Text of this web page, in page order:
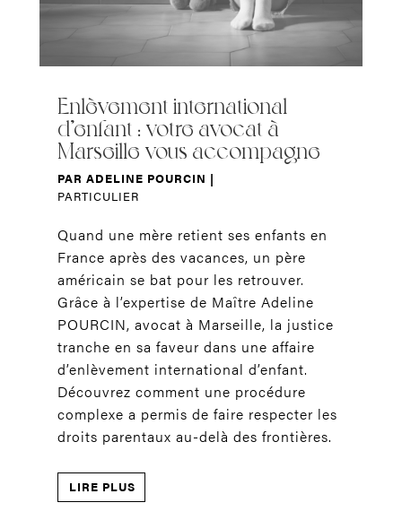
Enlèvement international
d’enfant : votre avocat à
Marseille vous accompagne
PAR ADELINE POURCIN |
PARTICULIER
Quand une mère retient ses enfants en
France après des vacances, un père
américain se bat pour les retrouver.
Grâce à l’expertise de Maître Adeline
POURCIN, avocat à Marseille, la justice
tranche en sa faveur dans une affaire
d’enlèvement international d’enfant.
Découvrez comment une procédure
complexe a permis de faire respecter les
droits parentaux au-delà des frontières.
LIRE PLUS